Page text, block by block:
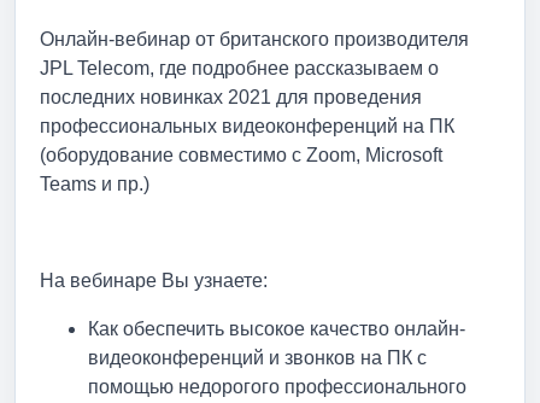
Онлайн-вебинар от британского производителя
JPL Telecom, где подробнее рассказываем о
последних новинках 2021 для проведения
профессиональных видеоконференций на ПК
(оборудование совместимо с Zoom, Microsoft
Teams и пр.)
На вебинаре Вы узнаете:
Как обеспечить высокое качество онлайн-
видеоконференций и звонков на ПК с
помощью недорогого профессионального